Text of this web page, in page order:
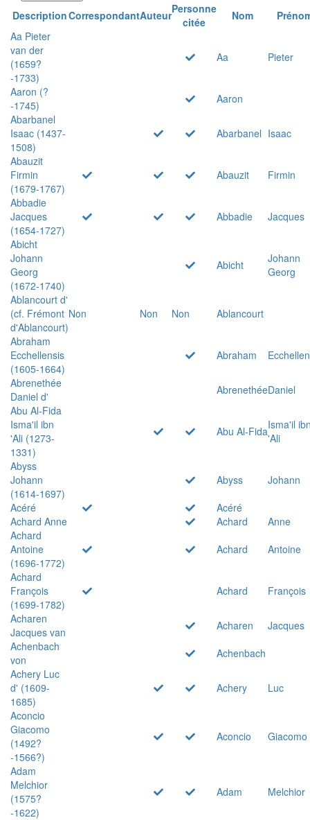
DescriptionCorrespondantAuteurPersonne
citée
Nom
Aa Pieter
van der
(1659?
-1733)
Aa Pieter
Aaron (?
-1745)
Aaron
Abarbanel
Isaac (1437-
1508)
Abarbanel Isaac
Abauzit
Firmin
(1679-1767)
Abauzit
Firmin
Abbadie
Jacques
(1654-1727)
Abbadie
Jacques
Abicht
Johann
Georg
(1672-1740)
Abicht
Johann
Georg
Ablancourt d'
(cf. Frémont
d'Ablancourt)
Non Non Non
Ablancourt
Abraham
Ecchellensis
(1605-1664)
Abraham
Abrenethée
Daniel d'
AbrenethéeDaniel
Abu Al-Fida
Isma'il ibn
'Ali (1273-
1331)
Abu Al-FidaIsma'il
'Ali
Abyss
Johann
(1614-1697)
Abyss
Johann
Acéré
Acéré
Achard Anne
Achard
Anne
Achard
Antoine
(1696-1772)
Achard
Antoine
Achard
François
(1699-1782)
Achard
François
Acharen
Jacques van
Acharen
Jacques
Achenbach
von
Achenbach
Achery Luc
d' (1609-
1685)
Achery
Luc
Aconcio
Giacomo
(1492?
-1566?)
Aconcio Giacomo
Adam
Melchior
(1575?
-1622)
Adam Melchior